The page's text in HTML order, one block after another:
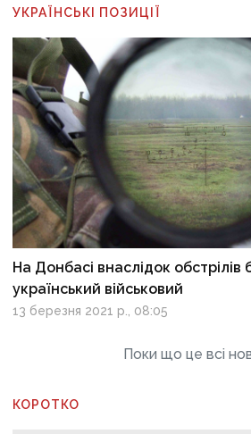
УКРАЇНСЬКІ ПОЗИЦІЇ
На Донбасі внаслідок обстрілів
український військовий
13 березня 2021 р., 08:05
Поки що це всі
КОРОТКО